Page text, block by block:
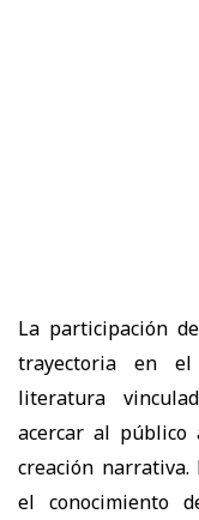
La participación de
trayectoria en
literatura
acercar al público
creación narrativa.
el conocimiento